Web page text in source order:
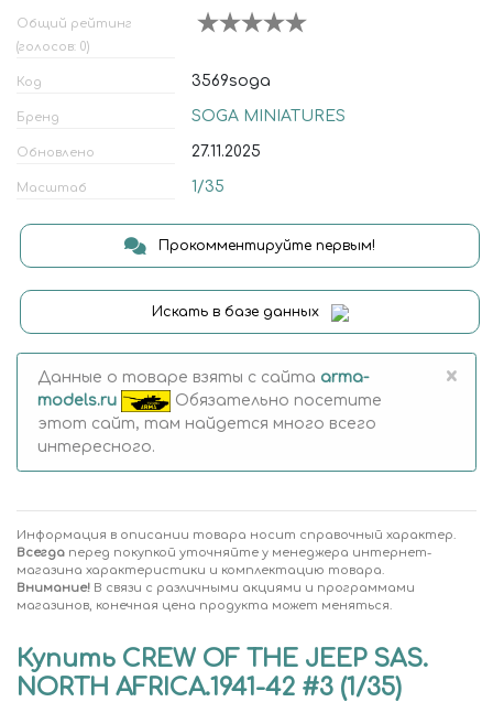
Общий рейтинг
(голосов: 0)
Код 3569soga
Бренд SOGA MINIATURES
Обновлено 27.11.2025
Масштаб 1/35
Прокомментируйте первым!
Искать в базе данных
Данные о товаре взяты с сайта arma-
models.ru
Обязательно посетите
этот сайт, там найдется много всего
интересного.
×
Информация в описании товара носит справочный характер.
Всегда перед покупкой уточняйте у менеджера интернет-
магазина характеристики и комплектацию товара.
Внимание! В связи с различными акциями и программами
магазинов, конечная цена продукта может меняться.
Купить CREW OF THE JEEP SAS.
NORTH AFRICA.1941-42 #3 (1/35)